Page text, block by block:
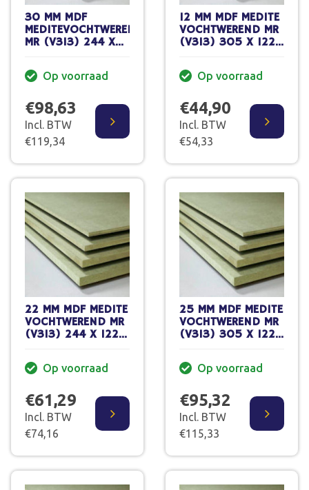
30 MM MDF
MEDITEVOCHTWEREND
MR (V313) 244 X
Op voorraad
€98,63
Incl. BTW
€119,34
12 MM MDF MEDITE
VOCHTWEREND MR
(V313) 305 X 122
Op voorraad
€44,90
Incl. BTW
€54,33
22 MM MDF MEDITE
VOCHTWEREND MR
(V313) 244 X 122
Op voorraad
€61,29
Incl. BTW
€74,16
25 MM MDF MEDITE
VOCHTWEREND MR
(V313) 305 X 122
Op voorraad
€95,32
Incl. BTW
€115,33